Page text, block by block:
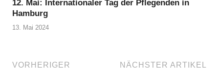
12. Mai: Internationaler Tag der Pflegenden in
Hamburg
13. Mai 2024
VORHERIGER
NÄCHSTER ARTIKEL